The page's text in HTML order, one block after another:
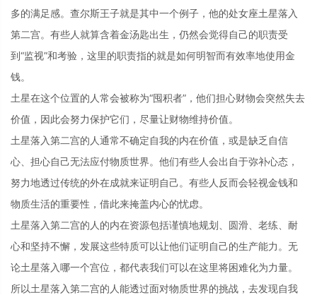
多的满足感。查尔斯王子就是其中一个例子，他的处女座土星落入
第二宫。有些人就算含着金汤匙出生，仍然会觉得自己的职责受
到“监视”和考验，这里的职责指的就是如何明智而有效率地使用金
钱。
土星在这个位置的人常会被称为“囤积者”，他们担心财物会突然失去
价值，因此会努力保护它们，尽量让财物维持价值。
土星落入第二宫的人通常不确定自我的内在价值，或是缺乏自信
心、担心自己无法应付物质世界。他们有些人会出自于弥补心态，
努力地透过传统的外在成就来证明自己。有些人反而会轻视金钱和
物质生活的重要性，借此来掩盖内心的忧虑。
土星落入第二宫的人的内在资源包括谨慎地规划、圆滑、老练、耐
心和坚持不懈，发展这些特质可以让他们证明自己的生产能力。无
论土星落入哪一个宫位，都代表我们可以在这里将困难化为力量。
所以土星落入第二宫的人能透过面对物质世界的挑战，去发现自我